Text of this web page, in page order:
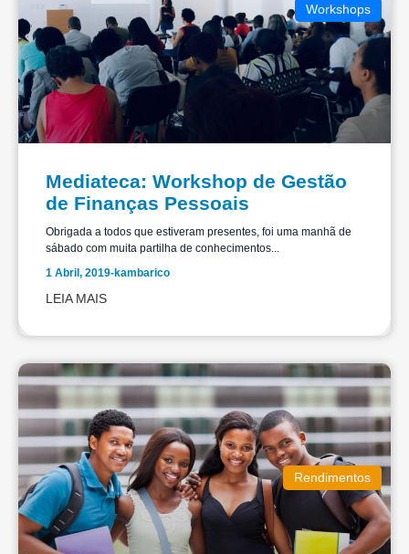
Workshops
Mediateca: Workshop de Gestão
de Finanças Pessoais
Obrigada a todos que estiveram presentes, foi uma manhã de
sábado com muita partilha de conhecimentos...
1 Abril, 2019-kambarico
LEIA MAIS
Rendimentos